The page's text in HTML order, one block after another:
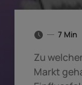
7 Min
Zu
Markt